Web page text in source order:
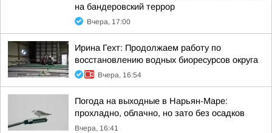
на бандеровский террор
Вчера, 17:00
Ирина Гехт: Продолжаем работу по
восстановлению водных биоресурсов округа
Вчера, 16:54
Погода на выходные в Нарьян-Маре:
прохладно, облачно, но зато без осадков
Вчера, 16:41